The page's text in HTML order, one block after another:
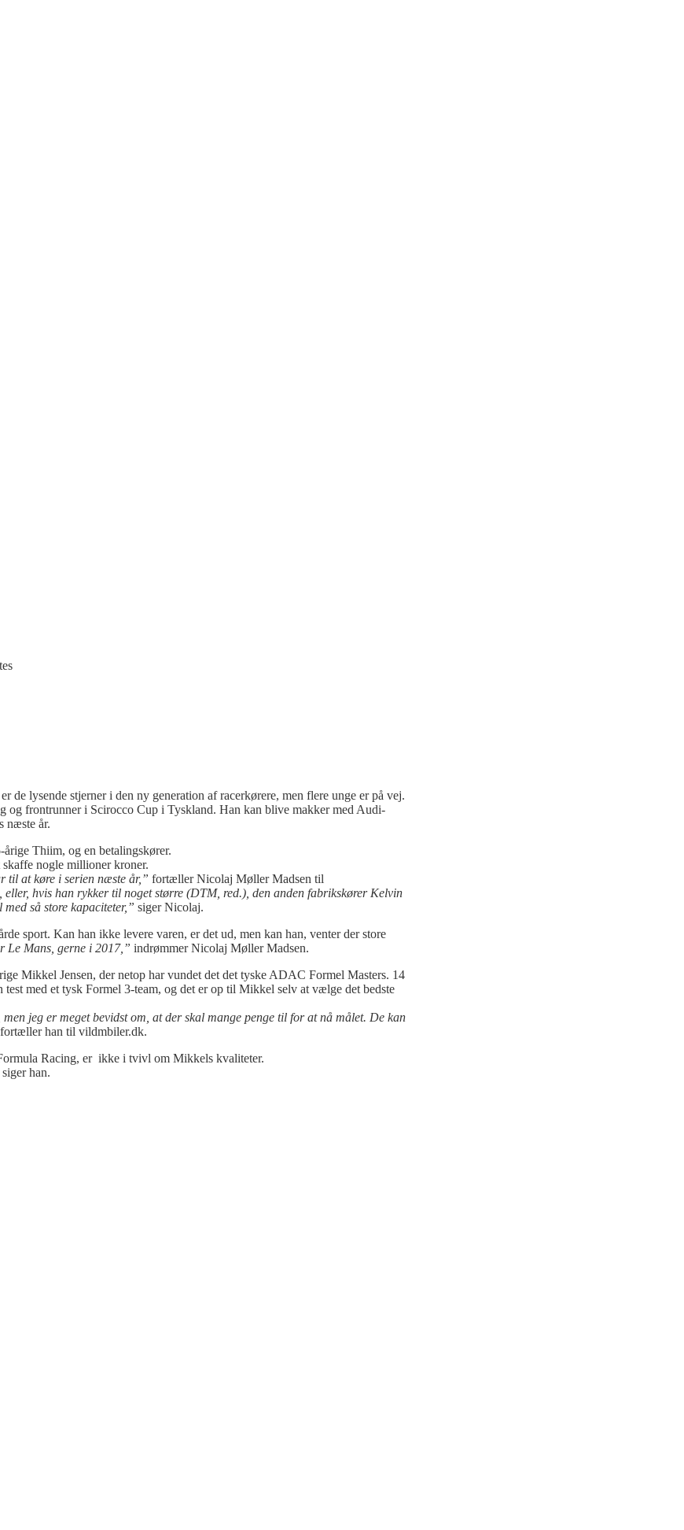
lysende stjerner i den ny generation af racerkørere, men flere unge er på vej.
og frontrunner i Scirocco Cup i Tyskland. Han kan blive makker med Audi-
næste år.
Thiim, og en betalingskører.
nogle millioner kroner.
til at køre i serien næste år,” fortæller Nicolaj Møller Madsen til
hvis han rykker til noget større (DTM, red.), den anden fabrikskører Kelvin
så store kapaciteter,” siger Nicolaj.
sport. Kan han ikke levere varen, er det ud, men kan han, venter der store
Le Mans, gerne i 2017,” indrømmer Nicolaj Møller Madsen.
Mikkel Jensen, der netop har vundet det det tyske ADAC Formel Masters. 14
med et tysk Formel 3-team, og det er op til Mikkel selv at vælge det bedste
jeg er meget bevidst om, at der skal mange penge til for at nå målet. De kan
fortæller han til vildmbiler.dk.
Racing, er ikke i tvivl om Mikkels kvaliteter.
siger han.